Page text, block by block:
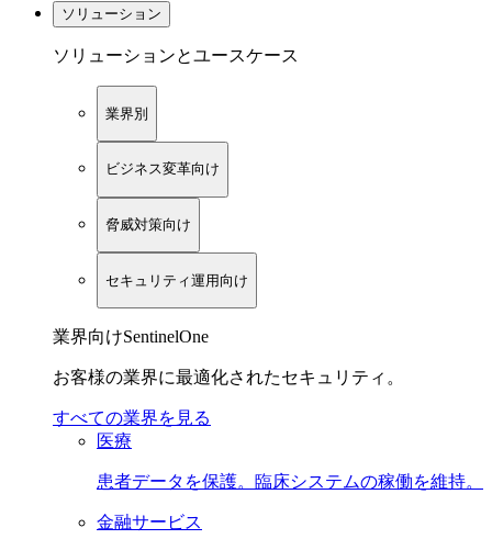
ソリューション
ソリューションとユースケース
業界別
ビジネス変革向け
脅威対策向け
セキュリティ運用向け
業界向けSentinelOne
お客様の業界に最適化されたセキュリティ。
すべての業界を見る
医療
患者データを保護。臨床システムの稼働を維持。
金融サービス